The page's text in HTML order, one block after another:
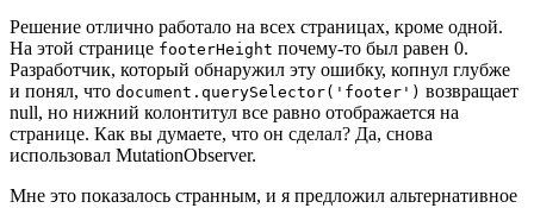
Решение отлично работало на всех страницах, кроме одной.
На этой странице footerHeight почему-то был равен 0.
Разработчик, который обнаружил эту ошибку, копнул глубже
и понял, что document.querySelector('footer') возвращает
null, но нижний колонтитул все равно отображается на
странице. Как вы думаете, что он сделал? Да, снова
использовал MutationObserver.
Мне это показалось странным, и я предложил альтернативное